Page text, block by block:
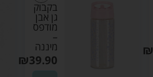
₪
בקבוק
גן אבן
מודפס
–
מיננה
₪39.90